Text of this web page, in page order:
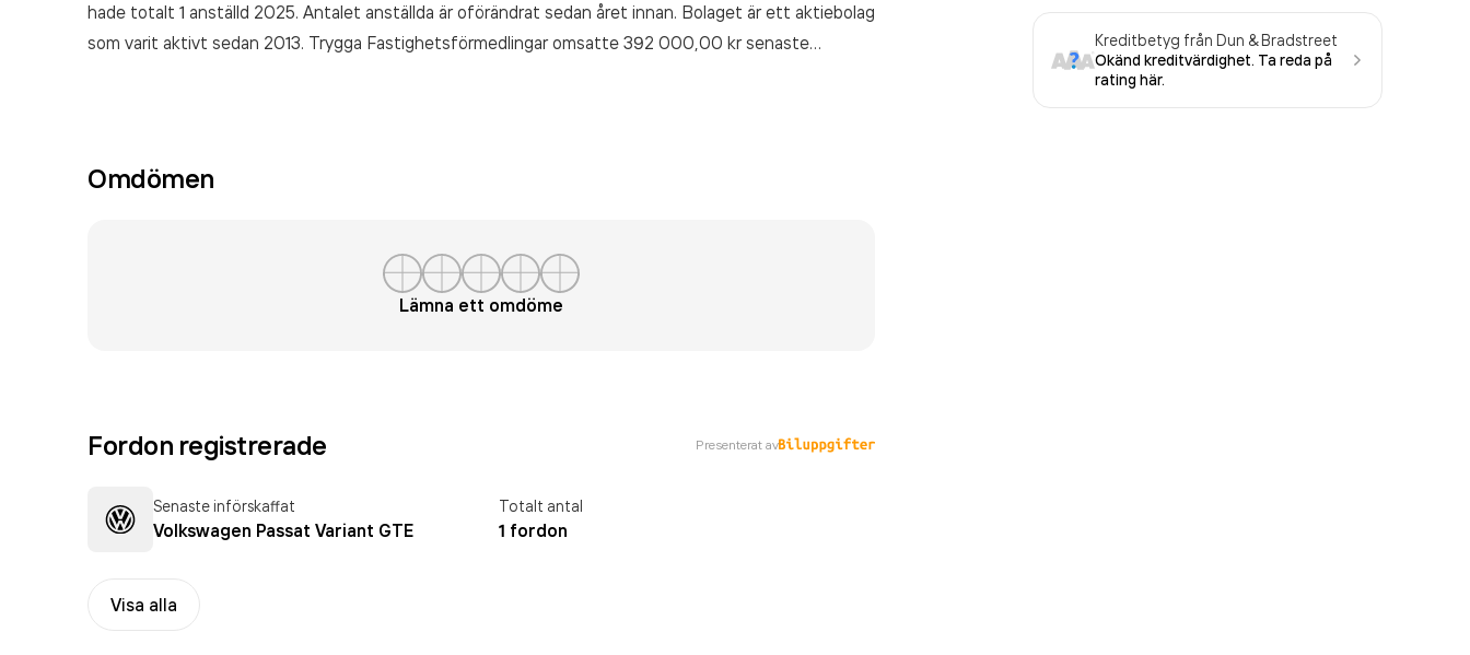
hade totalt 1 anställd 2025. Antalet anställda är oförändrat sedan året innan. Bolaget är ett aktiebolag
som varit aktivt sedan 2013. Trygga Fastighetsförmedlingaromsatte 392 000,00 krsenaste
Omdömen
Lämna ett omdöme
Fordon registrerade Presenterat av
Senaste införskaffat
Volkswagen Passat Variant GTE
Totalt antal
1 fordon
Visa alla
Kreditbetyg från Dun & Bradstreet
Okänd kreditvärdighet. Ta reda på
rating här.